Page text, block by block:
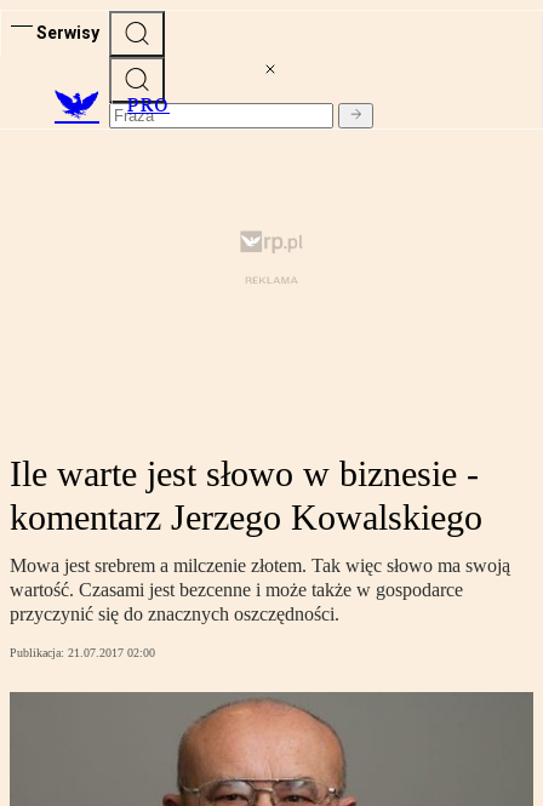
Serwisy
PRO
Ile warte jest słowo w biznesie -
komentarz Jerzego Kowalskiego
Mowa jest srebrem a milczenie złotem. Tak więc słowo ma swoją
wartość. Czasami jest bezcenne i może także w gospodarce
przyczynić się do znacznych oszczędności.
Publikacja: 21.07.2017 02:00